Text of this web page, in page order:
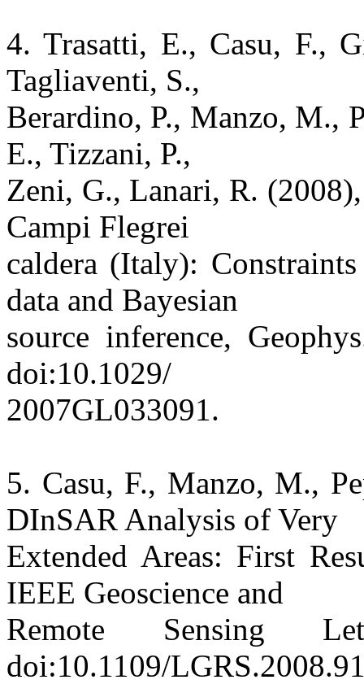
4. Trasatti, E., Casu, F.,
Tagliaventi, S.,
Berardino, P., Manzo, M.,
E., Tizzani, P.,
Zeni, G., Lanari, R.
Campi Flegrei
caldera (Italy):
data and Bayesian
source inference,
doi:10.1029/
2007GL033091.
5. Casu, F., Manzo, M.,
DInSAR Analysis of Very
Extended Areas: First
IEEE Geoscience and
Remote
doi:10.1109/